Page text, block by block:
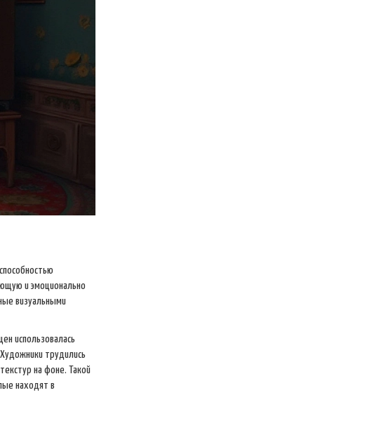
и эмоционально
визуальными
использовалась
трудились
на фоне. Такой
находят в